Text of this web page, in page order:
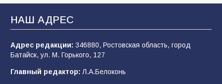
деле происходит в армии России в августе
2026 года
99 03.08.2026
В Батайске продолжаются дорожные работы
НАШ АДРЕС
Адрес редакции: 346880, Ростовская область, город
Батайск, ул. М. Горького, 127
Главный редактор: Л.А.Белоконь